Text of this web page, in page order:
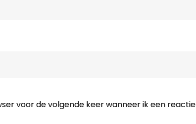
voor de volgende keer wanneer ik een reactie